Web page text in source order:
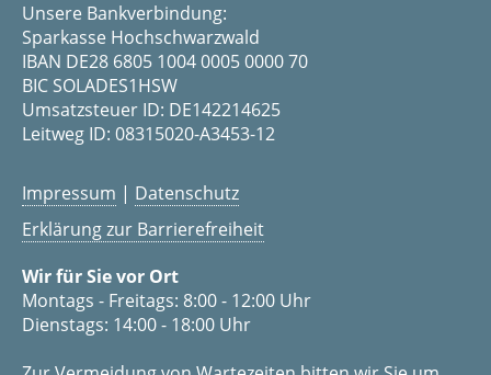
Unsere Bankverbindung:
Sparkasse Hochschwarzwald
IBAN DE28 6805 1004 0005 0000 70
BIC SOLADES1HSW
Umsatzsteuer ID: DE142214625
Leitweg ID: 08315020-A3453-12
Impressum | Datenschutz
Erklärung zur Barrierefreiheit
Wir für Sie vor Ort
Montags - Freitags: 8:00 - 12:00 Uhr
Dienstags: 14:00 - 18:00 Uhr